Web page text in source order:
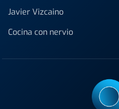
Javier Vizcaino
Cocina con nervio